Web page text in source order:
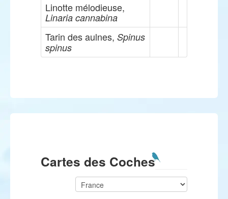
Linotte mélodieuse,
Linaria cannabina
Tarin des aulnes, Spinus
spinus
Cartes des Coches